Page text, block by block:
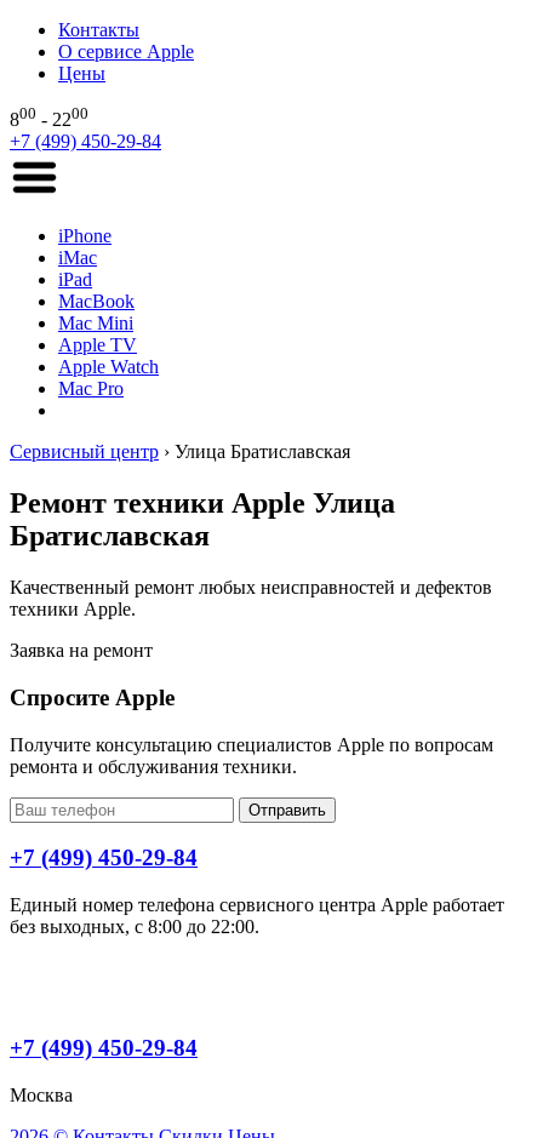
Контакты
О сервисе Apple
Цены
800 - 2200
+7 (499) 450-29-84
iPhone
iMac
iPad
MacBook
Mac Mini
Apple TV
Apple Watch
Mac Pro
Сервисный центр › Улица Братиславская
Ремонт техники Apple Улица
Братиславская
Качественный ремонт любых неисправностей и дефектов
техники Apple.
Заявка на ремонт
Спросите Apple
Получите консультацию специалистов Apple по вопросам
ремонта и обслуживания техники.
Отправить
+7 (499) 450-29-84
Единый номер телефона сервисного центра Apple работает
без выходных, с 8:00 до 22:00.
+7 (499) 450-29-84
Москва